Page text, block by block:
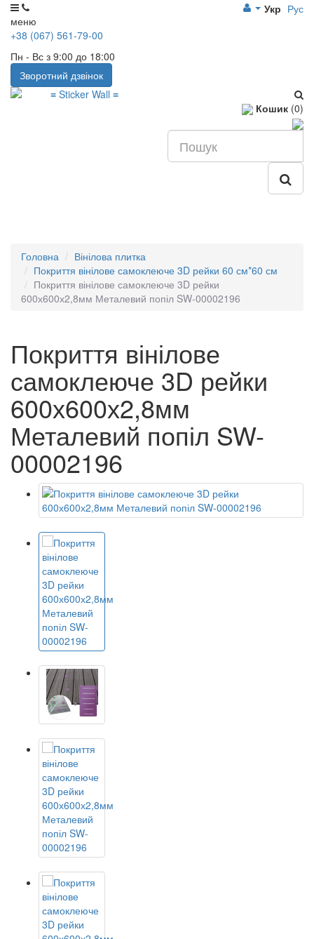
меню
Укр Рус
+38 (067) 561-79-00
Пн - Вс з 9:00 до 18:00
Зворотний дзвінок
Кошик (0)
Головна
Вінілова плитка
Покриття вінілове самоклеюче 3D рейки 60 см*60 см
Покриття вінілове самоклеюче 3D рейки
600х600х2,8мм Металевий попіл SW-00002196
Покриття вінілове
самоклеюче 3D рейки
600х600х2,8мм
Металевий попіл SW-
00002196